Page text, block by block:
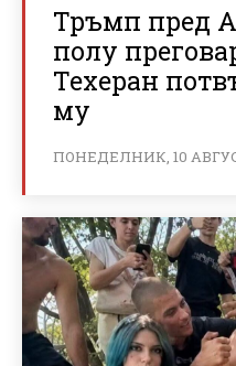
Тръмп пред
полу
Техеран
му
ПОНЕДЕЛНИК, 10